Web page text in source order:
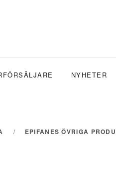
NYHETER
EPIFANES ÖVRIGA